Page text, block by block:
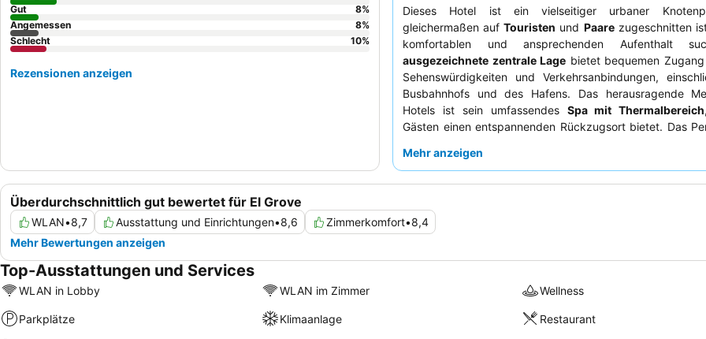
Dieses Hotel ist ein vielseitiger urbaner
gleichermaßen aufTouristen und Paarezugeschnitten
komfortablen und ansprechenden Aufenthalt
ausgezeichnete zentrale Lage bietet bequemen
Sehenswürdigkeiten und Verkehrsanbindungen,
Busbahnhofs und des Hafens. Das herausragende
Hotels ist sein umfassendes Spa mit Thermalbereich
Gästen einen entspannenden Rückzugsort bietet. Das
Professionalität gelobt, was das hoch bewertete und
Zimmer zu wählen, die nicht zu den engen Gassen
natürliche Licht zu maximieren und externe Geräusche zu
Mehr anzeigen
Überdurchschnittlich gut bewertet für El Grove
WLAN•8,7 Ausstattung und Einrichtungen•8,6 Zimmerkomfort•8,4
Mehr Bewertungen anzeigen
Gut
8%
Angemessen
8%
Schlecht
10%
Rezensionen anzeigen
Top-Ausstattungen und Services
WLAN in Lobby WLAN im Zimmer Wellness
Parkplätze Klimaanlage Restaurant